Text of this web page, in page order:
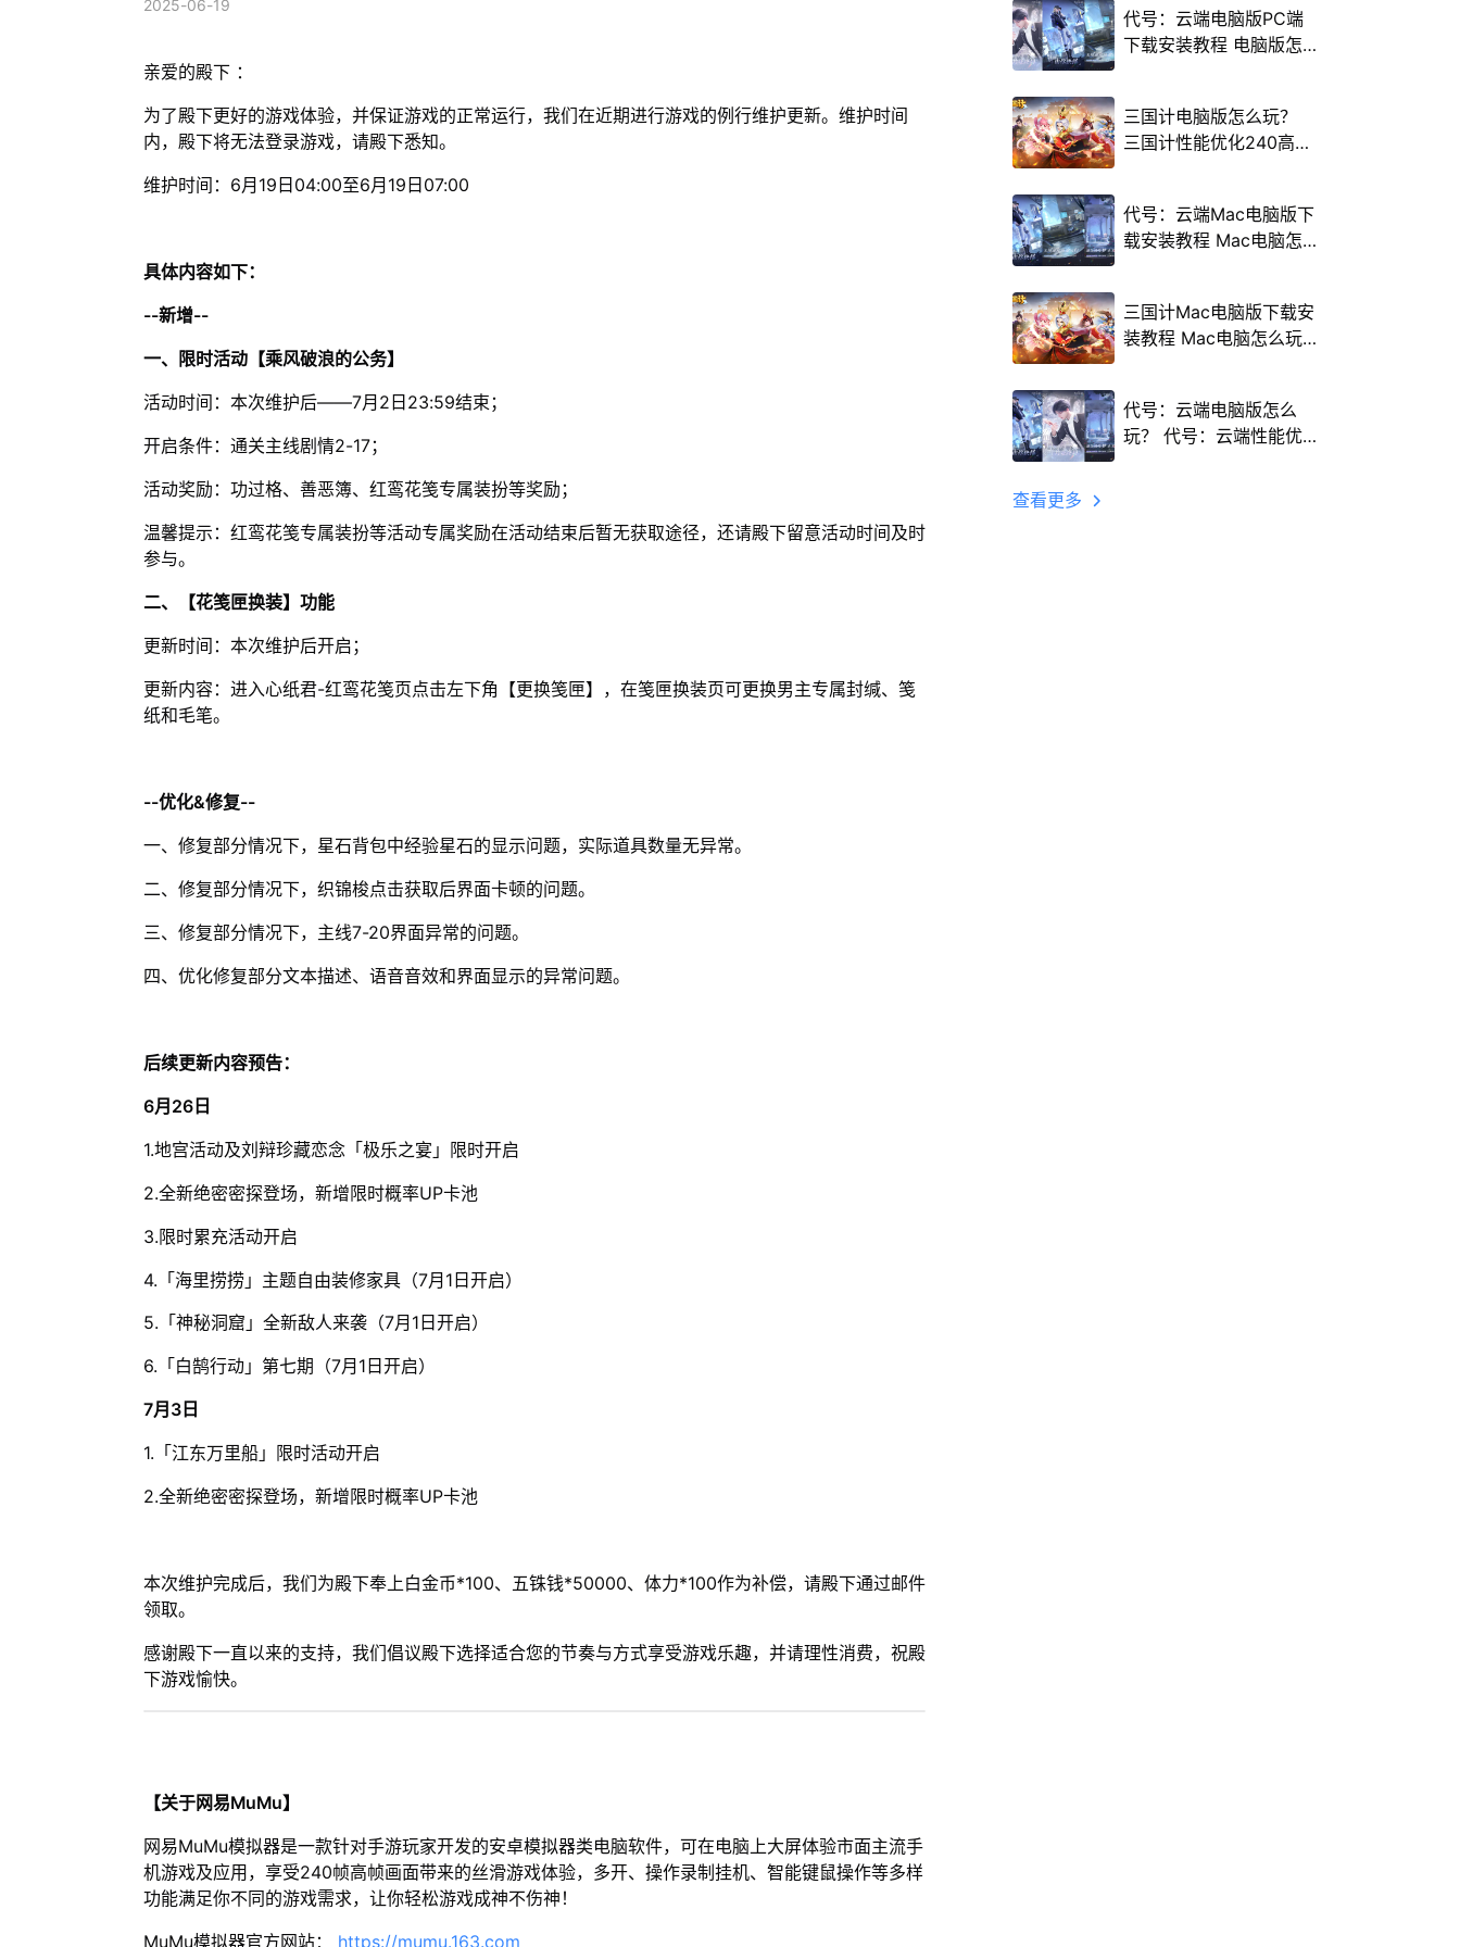
2025-06-19
亲爱的殿下 ：
为了殿下更好的游戏体验，并保证游戏的正常运行，我们在近期进行游戏的例行维护更新。维护时间
内，殿下将无法登录游戏，请殿下悉知。
维护时间：6月19日04:00至6月19日07:00
具体内容如下：
--新增--
一、限时活动【乘风破浪的公务】
活动时间：本次维护后——7月2日23:59结束；
开启条件：通关主线剧情2-17；
活动奖励：功过格、善恶簿、红鸾花笺专属装扮等奖励；
温馨提示：红鸾花笺专属装扮等活动专属奖励在活动结束后暂无获取途径，还请殿下留意活动时间及时
参与。
二、【花笺匣换装】功能
更新时间：本次维护后开启；
更新内容：进入心纸君-红鸾花笺页点击左下角【更换笺匣】，在笺匣换装页可更换男主专属封缄、笺
纸和毛笔。
--优化&修复--
一、修复部分情况下，星石背包中经验星石的显示问题，实际道具数量无异常。
二、修复部分情况下，织锦梭点击获取后界面卡顿的问题。
三、修复部分情况下，主线7-20界面异常的问题。
四、优化修复部分文本描述、语音音效和界面显示的异常问题。
后续更新内容预告：
6月26日
1.地宫活动及刘辩珍藏恋念「极乐之宴」限时开启
2.全新绝密密探登场，新增限时概率UP卡池
3.限时累充活动开启
4.「海里捞捞」主题自由装修家具（7月1日开启）
5.「神秘洞窟」全新敌人来袭（7月1日开启）
6.「白鹄行动」第七期（7月1日开启）
7月3日
1.「江东万里船」限时活动开启
2.全新绝密密探登场，新增限时概率UP卡池
本次维护完成后，我们为殿下奉上白金币*100、五铢钱*50000、体力*100作为补偿，请殿下通过邮件
领取。
感谢殿下一直以来的支持，我们倡议殿下选择适合您的节奏与方式享受游戏乐趣，并请理性消费，祝殿
下游戏愉快。
【关于网易MuMu】
网易MuMu模拟器是一款针对手游玩家开发的安卓模拟器类电脑软件，可在电脑上大屏体验市面主流手
机游戏及应用，享受240帧高帧画面带来的丝滑游戏体验，多开、操作录制挂机、智能键鼠操作等多样
功能满足你不同的游戏需求，让你轻松游戏成神不伤神！
MuMu模拟器官方网站： https://mumu.163.com
代号：云端电脑版PC端
下载安装教程 电脑版怎
三国计电脑版怎么玩？
三国计性能优化240高帧
代号：云端Mac电脑版下
载安装教程 Mac电脑怎
三国计Mac电脑版下载安
装教程 Mac电脑怎么玩
代号：云端电脑版怎么
玩？ 代号：云端性能优
查看更多